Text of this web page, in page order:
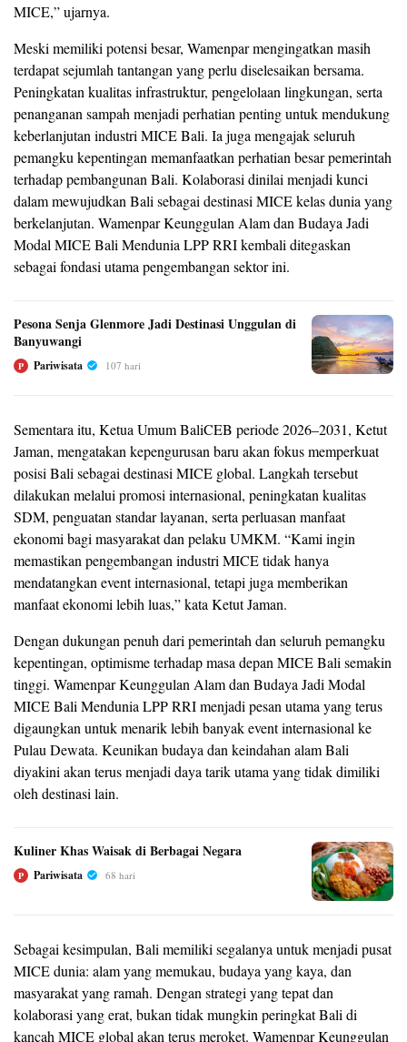
MICE,” ujarnya.
Meski memiliki potensi besar, Wamenpar mengingatkan masih
terdapat sejumlah tantangan yang perlu diselesaikan bersama.
Peningkatan kualitas infrastruktur, pengelolaan lingkungan, serta
penanganan sampah menjadi perhatian penting untuk mendukung
keberlanjutan industri MICE Bali. Ia juga mengajak seluruh
pemangku kepentingan memanfaatkan perhatian besar pemerintah
terhadap pembangunan Bali. Kolaborasi dinilai menjadi kunci
dalam mewujudkan Bali sebagai destinasi MICE kelas dunia yang
berkelanjutan. Wamenpar Keunggulan Alam dan Budaya Jadi
Modal MICE Bali Mendunia LPP RRI kembali ditegaskan
sebagai fondasi utama pengembangan sektor ini.
Pesona Senja Glenmore Jadi Destinasi Unggulan di
Banyuwangi
P Pariwisata 107 hari
Sementara itu, Ketua Umum BaliCEB periode 2026–2031, Ketut
Jaman, mengatakan kepengurusan baru akan fokus memperkuat
posisi Bali sebagai destinasi MICE global. Langkah tersebut
dilakukan melalui promosi internasional, peningkatan kualitas
SDM, penguatan standar layanan, serta perluasan manfaat
ekonomi bagi masyarakat dan pelaku UMKM. “Kami ingin
memastikan pengembangan industri MICE tidak hanya
mendatangkan event internasional, tetapi juga memberikan
manfaat ekonomi lebih luas,” kata Ketut Jaman.
Dengan dukungan penuh dari pemerintah dan seluruh pemangku
kepentingan, optimisme terhadap masa depan MICE Bali semakin
tinggi. Wamenpar Keunggulan Alam dan Budaya Jadi Modal
MICE Bali Mendunia LPP RRI menjadi pesan utama yang terus
digaungkan untuk menarik lebih banyak event internasional ke
Pulau Dewata. Keunikan budaya dan keindahan alam Bali
diyakini akan terus menjadi daya tarik utama yang tidak dimiliki
oleh destinasi lain.
Kuliner Khas Waisak di Berbagai Negara
P Pariwisata 68 hari
Sebagai kesimpulan, Bali memiliki segalanya untuk menjadi pusat
MICE dunia: alam yang memukau, budaya yang kaya, dan
masyarakat yang ramah. Dengan strategi yang tepat dan
kolaborasi yang erat, bukan tidak mungkin peringkat Bali di
kancah MICE global akan terus meroket. Wamenpar Keunggulan